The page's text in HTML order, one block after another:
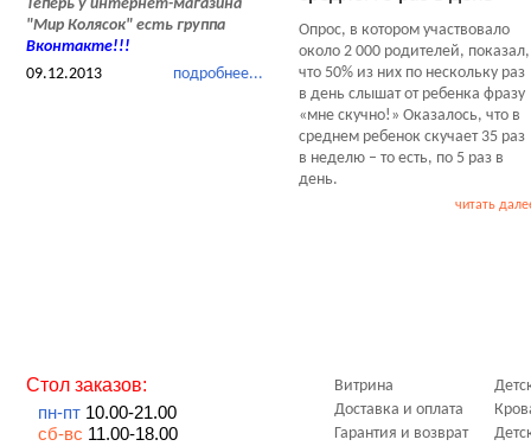
Опрос, в котором участвовало
около 2 000 родителей, показал,
что 50% из них по нескольку раз
в день слышат от ребенка фразу
«мне скучно!» Оказалось, что в
среднем ребенок скучает 35 раз
в неделю – то есть, по 5 раз в
день.
читать
Теперь у интернет-магазина
"Мир Колясок" есть группа
Вконтакте!!!
подробнее...
09.12.2013
Стол заказов:
пн-пт 10.00-21.00
сб-вс 11.00-18.00
Витрина
Доставка и оплата
Гарантия и возврат